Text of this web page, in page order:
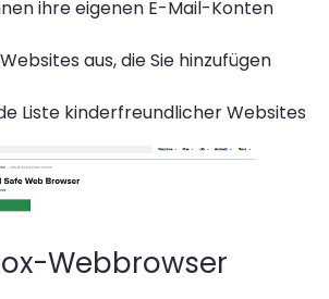
ihre eigenen E-Mail-Konten
aus, die Sie hinzufügen
Liste kinderfreundlicher Websites
Webbrowser